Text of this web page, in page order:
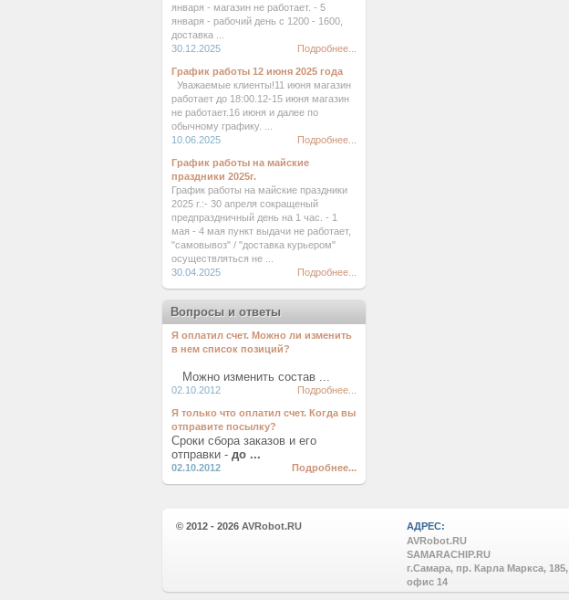
января - магазин не работает. - 5
января - рабочий день с 1200 - 1600,
доставка ...
30.12.2025
Подробнее...
График работы 12 июня 2025 года
Уважаемые клиенты!11 июня магазин
работает до 18:00.12-15 июня магазин
не работает.16 июня и далее по
обычному графику. ...
10.06.2025
Подробнее...
График работы на майские
праздники 2025г.
График работы на майские праздники
2025 г.:- 30 апреля сокращеный
предпраздничный день на 1 час. - 1
мая - 4 мая пункт выдачи не работает,
"самовывоз" / "доставка курьером"
осуществляться не ...
30.04.2025
Подробнее...
Вопросы и ответы
Я оплатил счет. Можно ли изменить
в нем список позиций?
Можно изменить состав ...
02.10.2012 Подробнее...
Я только что оплатил счет. Когда вы
отправите посылку?
Сроки сбора заказов и его
отправки - до ...
02.10.2012 Подробнее...
© 2012 - 2026 AVRobot.RU
АДРЕС:
AVRobot.RU
SAMARACHIP.RU
г.Самара, пр. Карла Маркса, 185,
офис 14